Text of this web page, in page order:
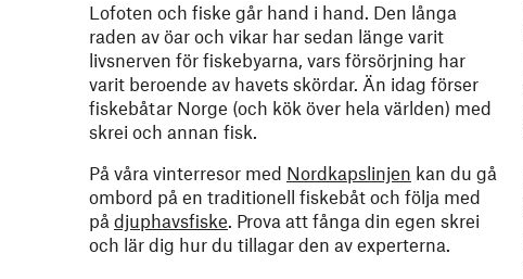
Lofoten och fiske går hand i hand. Den långa
raden av öar och vikar har sedan länge varit
livsnerven för fiskebyarna, vars försörjning har
varit beroende av havets skördar. Än idag förser
fiskebåtar Norge (och kök över hela världen) med
skrei och annan fisk.
På våra vinterresor med Nordkapslinjen kan du gå
ombord på en traditionell fiskebåt och följa med
på djuphavsfiske. Prova att fånga din egen skrei
och lär dig hur du tillagar den av experterna.